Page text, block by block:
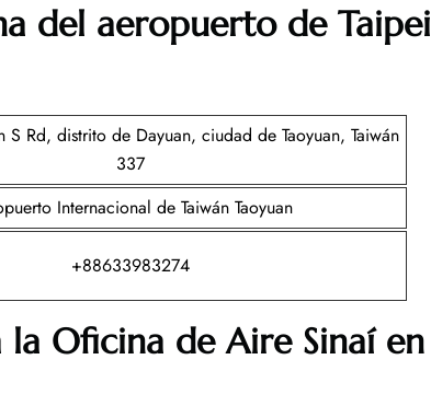
del aeropuerto de Taipei
Rd, distrito de Dayuan, ciudad de Taoyuan, Taiwán
337
Internacional de Taiwán Taoyuan
+88633983274
Oficina de Aire Sinaí en